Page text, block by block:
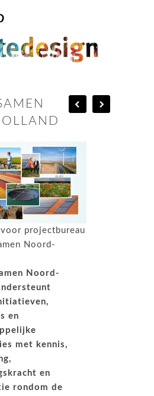
projectbureau
Noord-
Noord-
en
met kennis,
en
rondom de